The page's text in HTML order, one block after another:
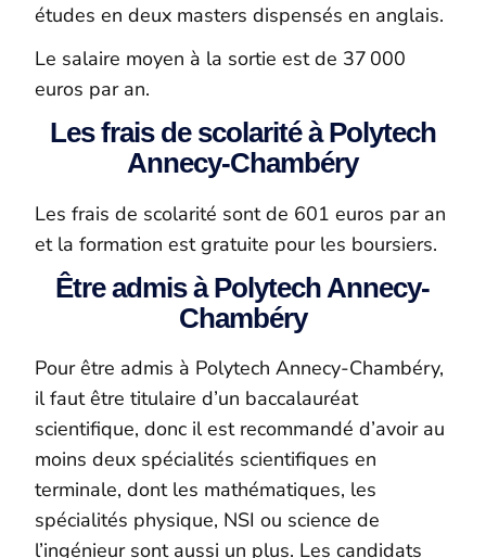
études en deux masters dispensés en anglais.
Le salaire moyen à la sortie est de 37 000
euros par an.
Les frais de scolarité à Polytech
Annecy-Chambéry
Les frais de scolarité sont de 601 euros par an
et la formation est gratuite pour les boursiers.
Être admis à Polytech Annecy-
Chambéry
Pour être admis à Polytech Annecy-Chambéry,
il faut être titulaire d’un baccalauréat
scientifique, donc il est recommandé d’avoir au
moins deux spécialités scientifiques en
terminale, dont les mathématiques, les
spécialités physique, NSI ou science de
l’ingénieur sont aussi un plus. Les candidats